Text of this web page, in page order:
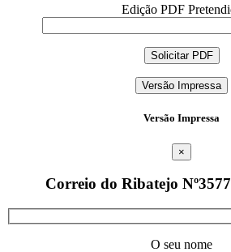
Edição PDF
Versão Impressa
Versão Impressa
×
Correio do Ribatejo
O seu nome